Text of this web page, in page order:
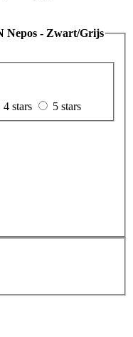
Nepos - Zwart/Grijs
4 stars
5 stars